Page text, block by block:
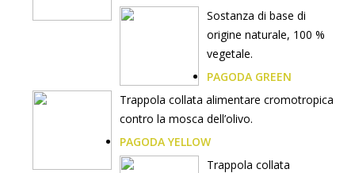
Sostanza di base di
origine naturale, 100 %
vegetale.
PAGODA GREEN
Trappola collata alimentare cromotropica
contro la mosca dell’olivo.
PAGODA YELLOW
Trappola collata